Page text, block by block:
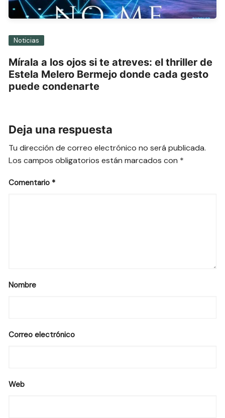
Noticias
Mírala a los ojos si te atreves: el thriller de
Estela Melero Bermejo donde cada gesto
puede condenarte
Deja una respuesta
Tu dirección de correo electrónico no será publicada.
Los campos obligatorios están marcados con *
Comentario *
Nombre
Correo electrónico
Web